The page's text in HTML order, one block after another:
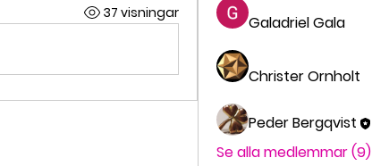
37 visningar
Galadriel Gala
Christer Ornholt
Peder Bergqvist
Se alla medlemmar (9)